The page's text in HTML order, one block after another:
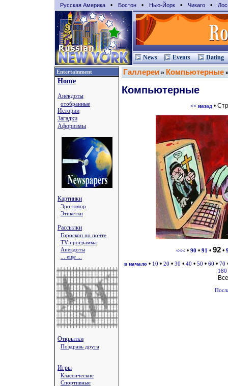
Русская Америка • Бостон • Нью-Йорк • Чикаго •
News Events Dating
Entertainment
Home
Анекдоты
отобранные
Истории
Загадки
Афоризмы
Картинки
Эро-юмор
Этикетки
Рассылки
Гороскоп по почте
TV-программа
Анекдоты
... еще ...
Открытки
Поздравь друга
Игры
Классические
Спортивные
Галлереи » Компьютерные
Компьютерные
<< назад •
<<< • 90 • 91 • 92 •
в начало • 10 • 20 • 30 • 40 • 50 • 60 • 70
180